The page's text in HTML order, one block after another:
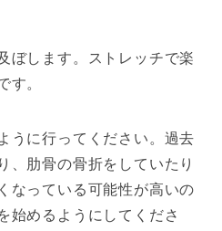
ぼします。ストレッチで楽
す。
うに行ってください。過去
、肋骨の骨折をしていたり
なっている可能性が高いの
始めるようにしてくださ